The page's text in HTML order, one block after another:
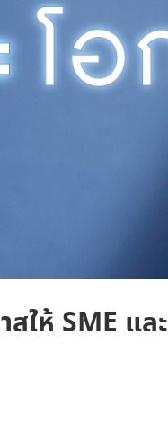
สให้ SME แ